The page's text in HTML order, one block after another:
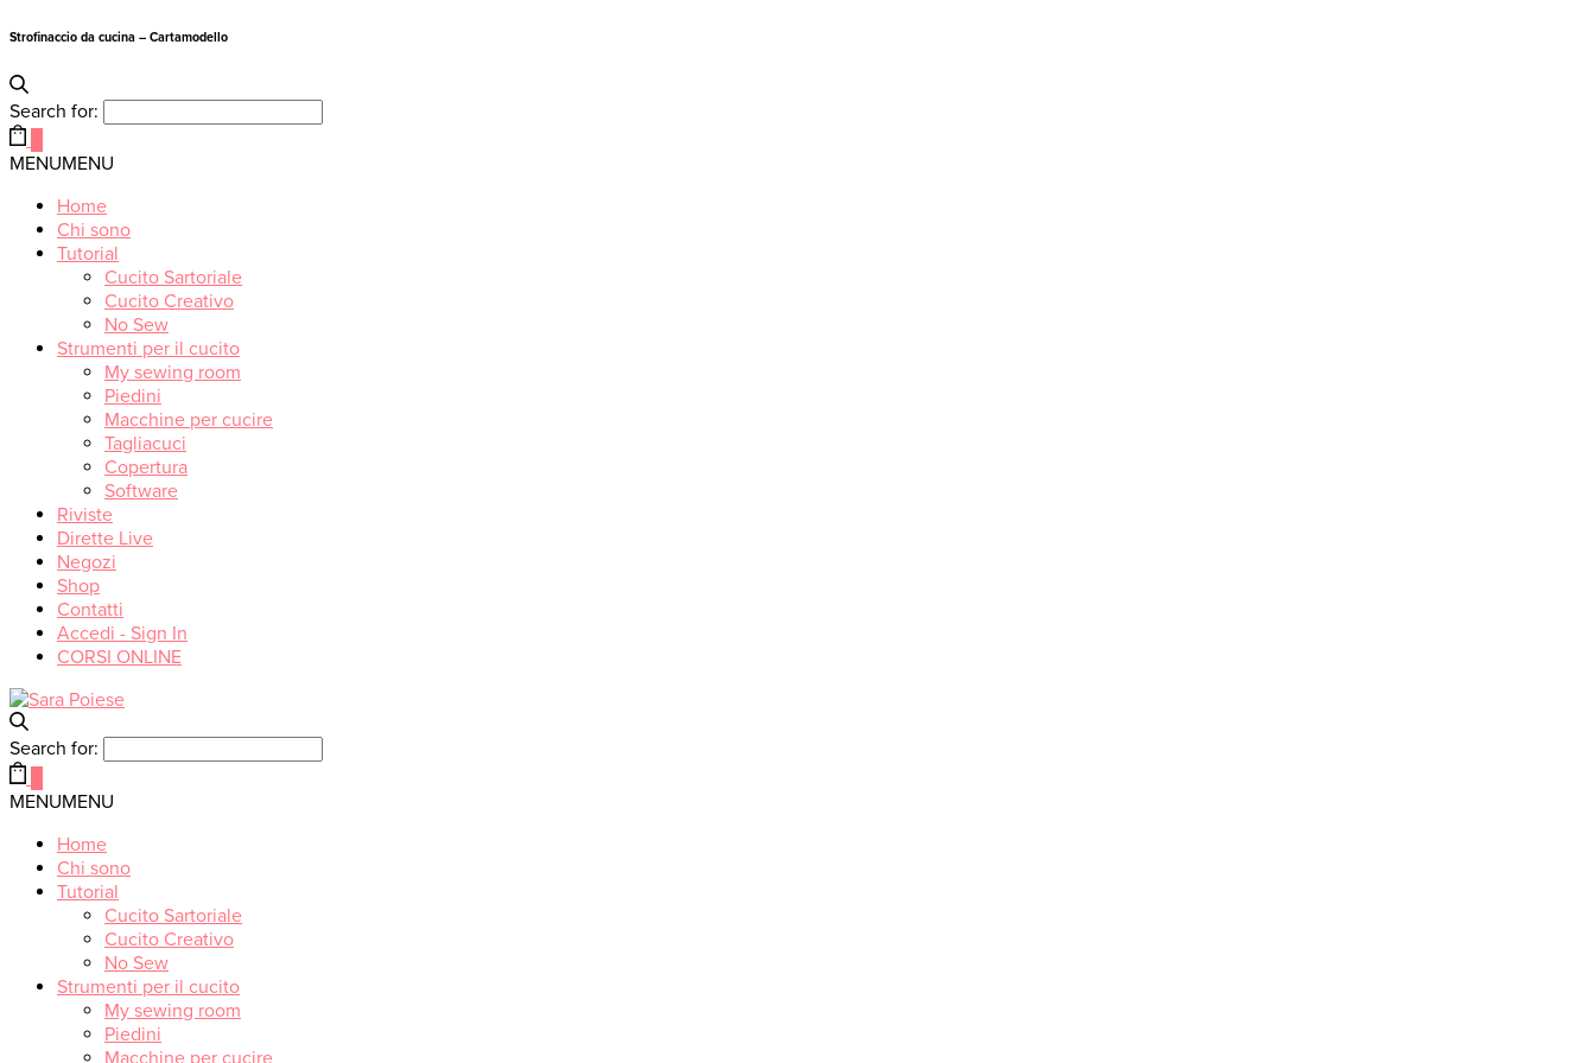
Strofinaccio da cucina – Cartamodello
Search for:
MENUMENU
Home
Chi sono
Tutorial
Cucito Sartoriale
Cucito Creativo
No Sew
Strumenti per il cucito
My sewing room
Piedini
Macchine per cucire
Tagliacuci
Copertura
Software
Riviste
Dirette Live
Negozi
Shop
Contatti
Accedi - Sign In
CORSI ONLINE
Search for:
MENUMENU
Home
Chi sono
Tutorial
Cucito Sartoriale
Cucito Creativo
No Sew
Strumenti per il cucito
My sewing room
Piedini
Macchine per cucire